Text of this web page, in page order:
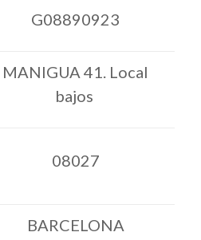
G08890923
MANIGUA 41. Local
bajos
08027
BARCELONA